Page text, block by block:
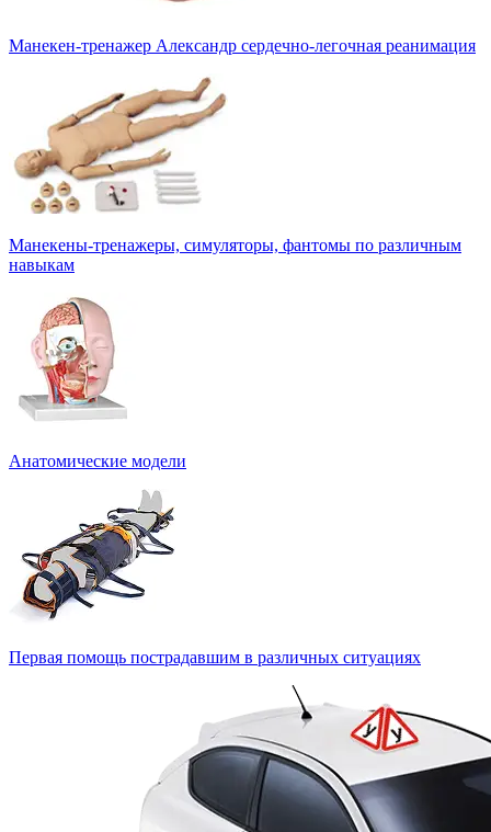
Манекен-тренажер Александр сердечно-легочная реанимация
Манекены-тренажеры, симуляторы, фантомы по различным
навыкам
Анатомические модели
Первая помощь пострадавшим в различных ситуациях